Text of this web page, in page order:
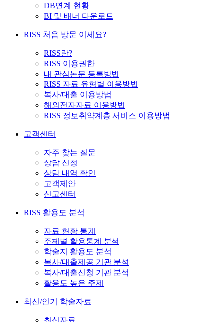
DB연계 현황
BI 및 배너 다운로드
RISS 처음 방문 이세요?
RISS란?
RISS 이용권한
내 관심논문 등록방법
RISS 자료 유형별 이용방법
복사/대출 이용방법
해외전자자료 이용방법
RISS 정보취약계층 서비스 이용방법
고객센터
자주 찾는 질문
상담 신청
상담 내역 확인
고객제안
신고센터
RISS 활용도 분석
자료 현황 통계
주제별 활용통계 분석
학술지 활용도 분석
복사/대출제공 기관 분석
복사/대출신청 기관 분석
활용도 높은 주제
최신/인기 학술자료
최신자료